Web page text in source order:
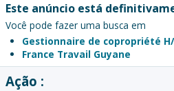
Este anúncio está
Você pode fazer uma busca em
Gestionnaire de copropriété
France Travail Guyane
Ação :